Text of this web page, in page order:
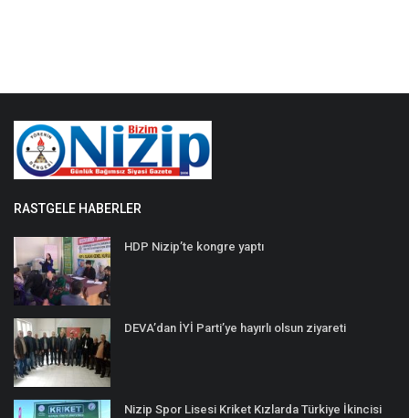
RASTGELE HABERLER
HDP Nizip’te kongre yaptı
DEVA’dan İYİ Parti’ye hayırlı olsun ziyareti
Nizip Spor Lisesi Kriket Kızlarda Türkiye İkincisi